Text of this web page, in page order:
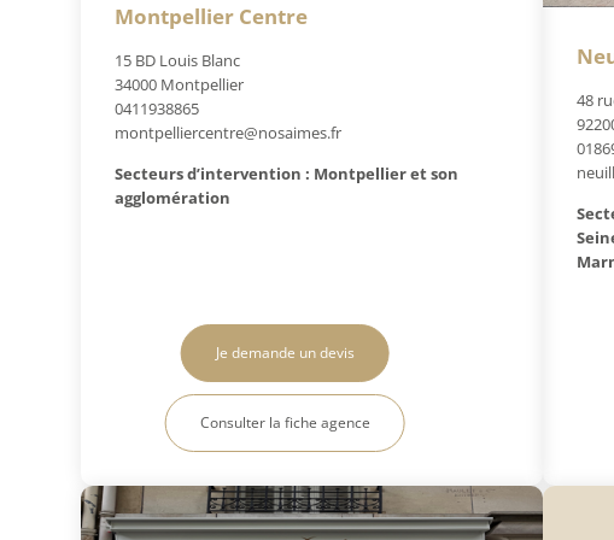
Montpellier Centre
15 BD Louis Blanc
34000 Montpellier
0411938865
montpelliercentre@nosaimes.fr
Secteurs d’intervention : Montpellier et son
agglomération
Je demande un devis
Consulter la fiche agence
48